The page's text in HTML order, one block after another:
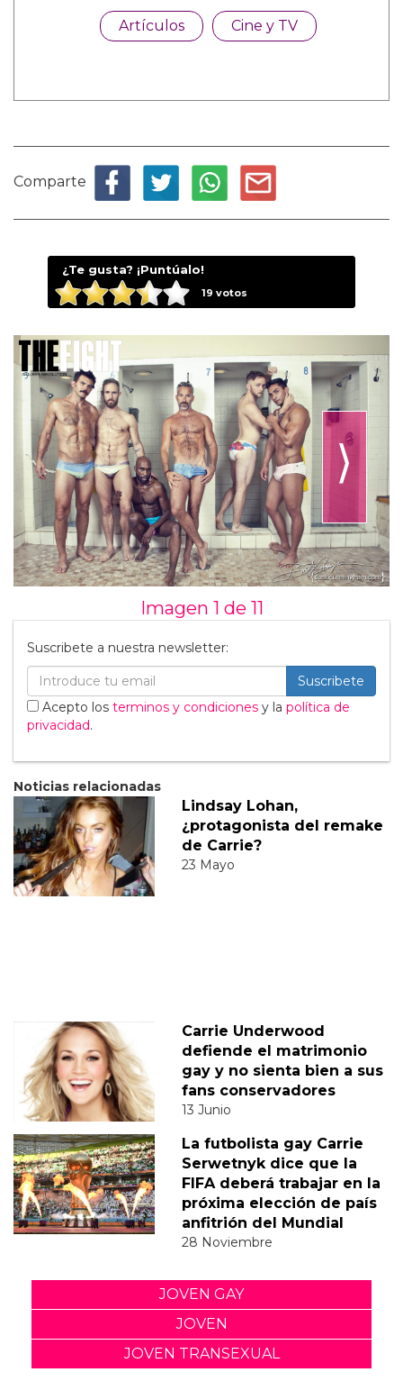
Artículos Cine y TV
Comparte
¿Te gusta? ¡Puntúalo!
19 votos
⟩
Imagen 1 de 11
Suscribete a nuestra newsletter:
Suscribete
Acepto los terminos y condiciones y la política de
privacidad.
Noticias relacionadas
Lindsay Lohan,
¿protagonista del remake
de Carrie?
23 Mayo
Carrie Underwood
defiende el matrimonio
gay y no sienta bien a sus
fans conservadores
13 Junio
La futbolista gay Carrie
Serwetnyk dice que la
FIFA deberá trabajar en la
próxima elección de país
anfitrión del Mundial
28 Noviembre
JOVEN GAY
JOVEN
JOVEN TRANSEXUAL